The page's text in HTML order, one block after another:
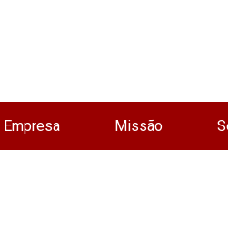
Empresa Missão